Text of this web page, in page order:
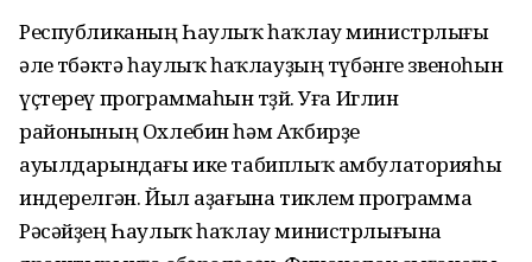
Республиканың Һаулыҡ һаҡлау министрлығы
әле төбәктә һаулыҡ һаҡлауҙың түбәнге звеноһын
үҫтереү программаһын төҙөй. Уға Иглин
районының Охлебин һәм Аҡбирҙе
ауылдарындағы ике табиплыҡ амбулаторияһы
индерелгән. Йыл аҙағына тиклем программа
Рәсәйҙең Һаулыҡ һаҡлау министрлығына